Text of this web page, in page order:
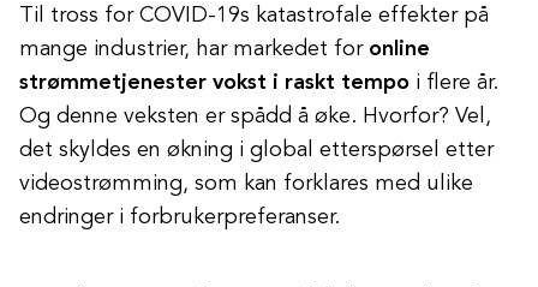
Til tross for COVID-19s katastrofale effekter på
mange industrier, har markedet for online
strømmetjenester vokst i raskt tempo i flere år.
Og denne veksten er spådd å øke. Hvorfor? Vel,
det skyldes en økning i global etterspørsel etter
videostrømming, som kan forklares med ulike
endringer i forbrukerpreferanser.